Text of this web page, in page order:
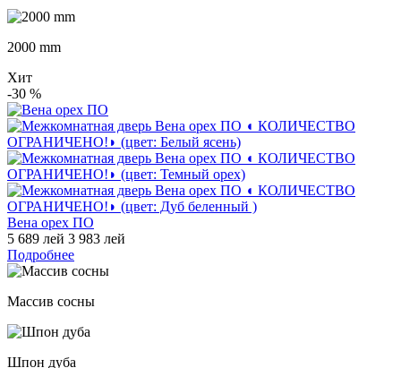
2000 mm
Хит
-30 %
Вена орех ПО
5 689 лей 3 983 лей
Подробнее
Массив сосны
Шпон дуба